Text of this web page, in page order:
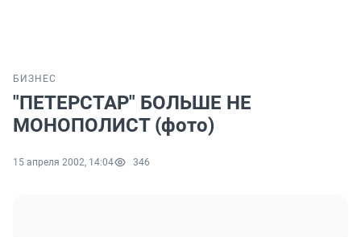
БИЗНЕС
"ПЕТЕРСТАР" БОЛЬШЕ НЕ
МОНОПОЛИСТ (фото)
15 апреля 2002, 14:04 346